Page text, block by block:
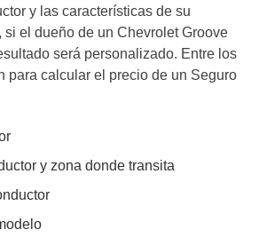
y las características de su
si el dueño de un Chevrolet Groove
será personalizado. Entre los
para calcular el precio de un Seguro
y zona donde transita